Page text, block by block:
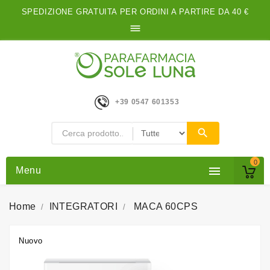
SPEDIZIONE GRATUITA PER ORDINI A PARTIRE DA 40 €

0
+39 0547 601353

Menu
Home INTEGRATORI MACA 60CPS
Nuovo